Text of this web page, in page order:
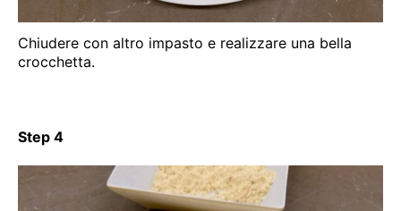
Chiudere con altro impasto e realizzare una bella
crocchetta.
Step 4